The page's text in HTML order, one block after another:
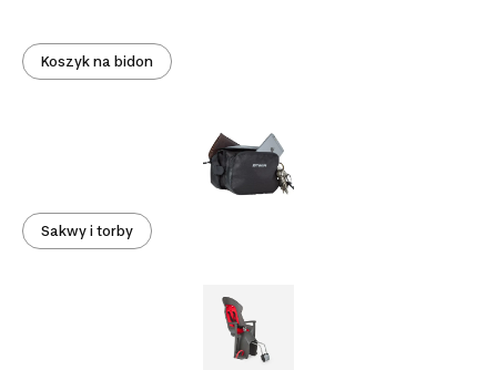
Koszyk na bidon
Sakwy i torby